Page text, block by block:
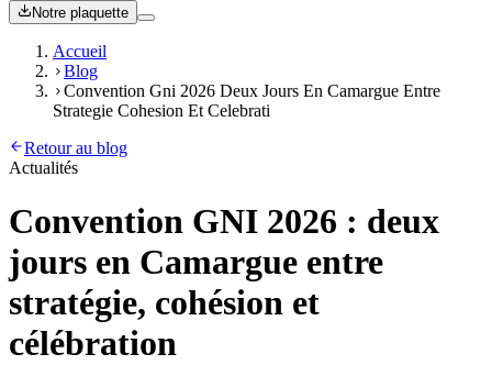
Notre plaquette
Accueil
Blog
Convention Gni 2026 Deux Jours En Camargue Entre
Strategie Cohesion Et Celebrati
Retour au blog
Actualités
Convention GNI 2026 : deux
jours en Camargue entre
stratégie, cohésion et
célébration